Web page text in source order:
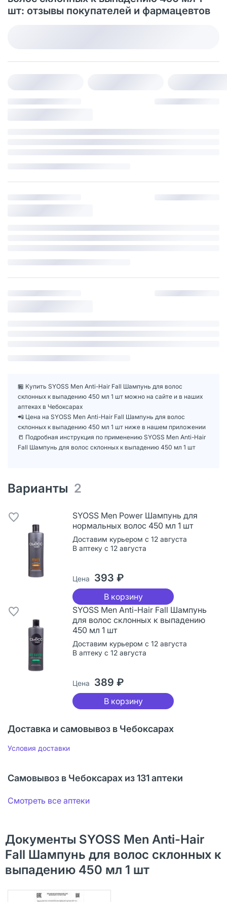
шт: отзывы покупателей и фармацевтов
🏪 Купить SYOSS Men Anti-Hair Fall Шампунь для волос
склонных к выпадению 450 мл 1 шт можно на сайте и в наших
аптеках в Чебоксарах
📲 Цена на SYOSS Men Anti-Hair Fall Шампунь для волос
склонных к выпадению 450 мл 1 шт ниже в нашем приложении
📒 Подробная инструкция по применению SYOSS Men Anti-Hair
Fall Шампунь для волос склонных к выпадению 450 мл 1 шт
Варианты 2
SYOSS Men Power Шампунь для
нормальных волос 450 мл 1 шт
Доставим курьером с 12 августа
В аптеку с 12 августа
Цена 393 ₽
В корзину
SYOSS Men Anti-Hair Fall Шампунь
для волос склонных к выпадению
450 мл 1 шт
Доставим курьером с 12 августа
В аптеку с 12 августа
Цена 389 ₽
В корзину
Доставка и самовывоз в Чебоксарах
Условия доставки
Самовывоз в Чебоксарах из 131 аптеки
Смотреть все аптеки
Документы SYOSS Men Anti-Hair
Fall Шампунь для волос склонных к
выпадению 450 мл 1 шт